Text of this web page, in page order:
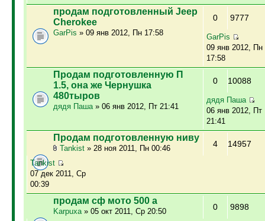
продам подготовленный Jeep
Cherokee
GarPis » 09 янв 2012, Пн 17:58
0 9777
GarPis
09 янв 2012, Пн
17:58
Продам подготовленную П
1.5, она же Чернушка
480тыров
дядя Паша» 06 янв 2012, Пт 21:41
0 10088
дядя Паша
06 янв 2012, Пт
21:41
Продам подготовленную ниву
Tankist» 28 ноя 2011, Пн 00:46 4 14957
Tankist
07 дек 2011, Ср
00:39
продам сф мото 500 а
Karpuxa» 05 окт 2011, Ср 20:50 0 9898